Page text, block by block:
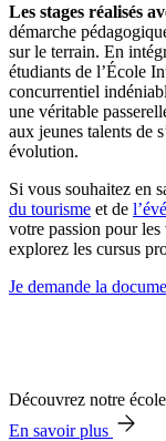
Les stages réalisés
démarche
sur le terrain. En
étudiants de l’École
concurrentiel
une véritable
aux jeunes talents de
évolution.
Si vous souhaitez en
du tourisme et de
votre passion pour
explorez les cursus
Je demande la
Découvrez notre
En savoir plus